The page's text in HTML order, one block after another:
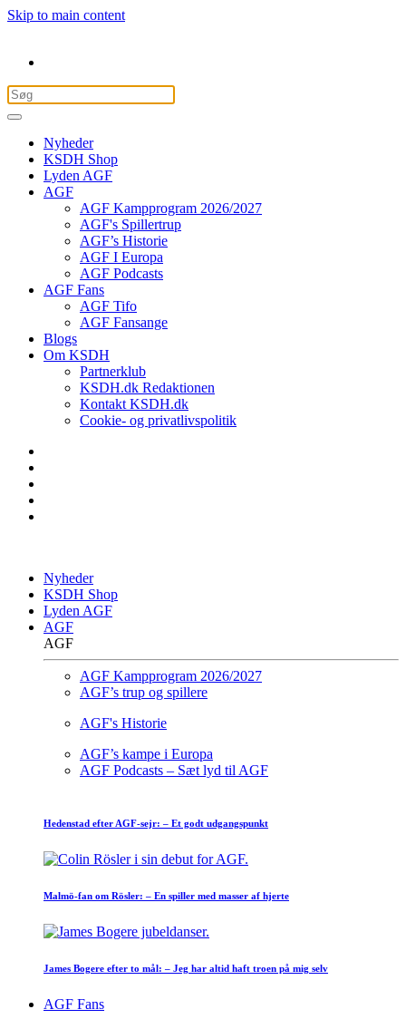
Skip to main content
Nyheder
KSDH Shop
Lyden AGF
AGF
AGF Kampprogram 2026/2027
AGF's Spillertrup
AGF’s Historie
AGF I Europa
AGF Podcasts
AGF Fans
AGF Tifo
AGF Fansange
Blogs
Om KSDH
Partnerklub
KSDH.dk Redaktionen
Kontakt KSDH.dk
Cookie- og privatlivspolitik
Nyheder
KSDH Shop
Lyden AGF
AGF
AGF
AGF Kampprogram 2026/2027
AGF’s trup og spillere
AGF's Historie
AGF’s kampe i Europa
AGF Podcasts – Sæt lyd til AGF
Hedenstad efter AGF-sejr: – Et godt udgangspunkt
Malmö-fan om Rösler: – En spiller med masser af hjerte
James Bogere efter to mål: – Jeg har altid haft troen på mig selv
AGF Fans